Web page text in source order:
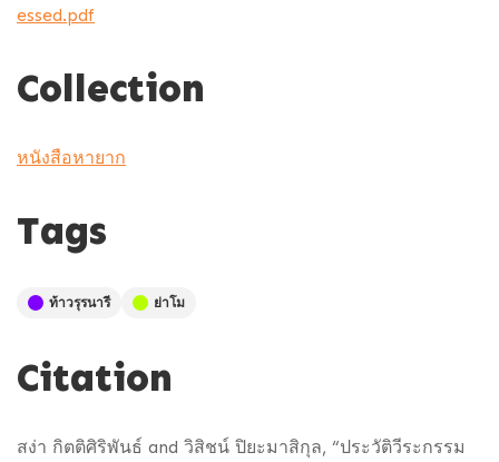
essed.pdf
Collection
หนังสือหายาก
Tags
ท้าวรุรนารี ย่าโม
Citation
สง่า กิตติศิริพันธ์ and วิสิชน์ ปิยะมาสิกุล, “ประวัติวีระกรรม